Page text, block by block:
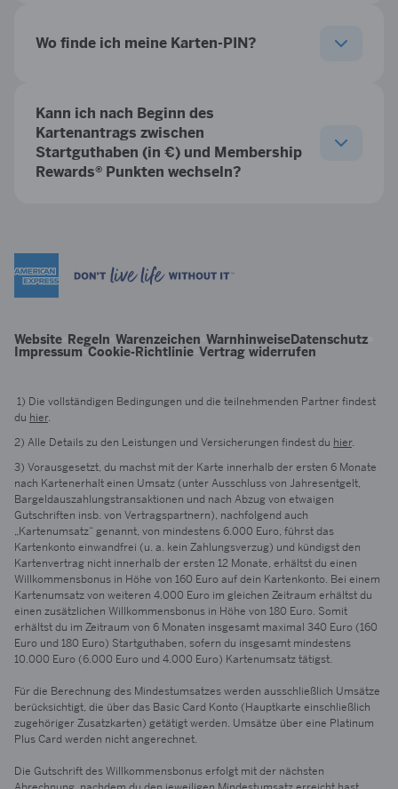
Wo finde ich meine Karten-PIN?
Kann ich nach Beginn des
Kartenantrags zwischen
Startguthaben (in €) und Membership
Rewards® Punkten wechseln?
Website Regeln Warenzeichen WarnhinweiseDatenschutz
Impressum Cookie-Richtlinie Vertrag widerrufen
1) Die vollständigen Bedingungen und die teilnehmenden Partner findest
du hier.
2) Alle Details zu den Leistungen und Versicherungen findest du hier.
3) Vorausgesetzt, du machst mit der Karte innerhalb der ersten 6 Monate
nach Kartenerhalt einen Umsatz (unter Ausschluss von Jahresentgelt,
Bargeldauszahlungstransaktionen und nach Abzug von etwaigen
Gutschriften insb. von Vertragspartnern), nachfolgend auch
„Kartenumsatz“ genannt, von mindestens 6.000 Euro, führst das
Kartenkonto einwandfrei (u. a. kein Zahlungsverzug) und kündigst den
Kartenvertrag nicht innerhalb der ersten 12 Monate, erhältst du einen
Willkommensbonus in Höhe von 160 Euro auf dein Kartenkonto. Bei einem
Kartenumsatz von weiteren 4.000 Euro im gleichen Zeitraum erhältst du
einen zusätzlichen Willkommensbonus in Höhe von 180 Euro. Somit
erhältst du im Zeitraum von 6 Monaten insgesamt maximal 340 Euro (160
Euro und 180 Euro) Startguthaben, sofern du insgesamt mindestens
10.000 Euro (6.000 Euro und 4.000 Euro) Kartenumsatz tätigst.
Für die Berechnung des Mindestumsatzes werden ausschließlich Umsätze
berücksichtigt, die über das Basic Card Konto (Hauptkarte einschließlich
zugehöriger Zusatzkarten) getätigt werden. Umsätze über eine Platinum
Plus Card werden nicht angerechnet.
Die Gutschrift des Willkommensbonus erfolgt mit der nächsten